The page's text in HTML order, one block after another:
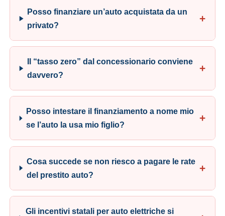
Posso finanziare un’auto acquistata da un
privato?
Il “tasso zero” dal concessionario conviene
davvero?
Posso intestare il finanziamento a nome mio
se l’auto la usa mio figlio?
Cosa succede se non riesco a pagare le rate
del prestito auto?
Gli incentivi statali per auto elettriche si